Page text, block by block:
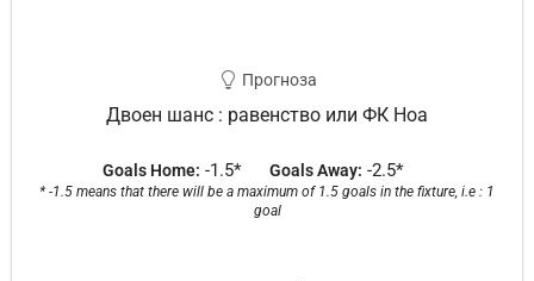
Прогноза
Двоен шанс : равенство или ФК Ноа
Goals Home: -1.5* Goals Away: -2.5*
* -1.5 means that there will be a maximum of 1.5 goals in the fixture, i.e : 1
goal